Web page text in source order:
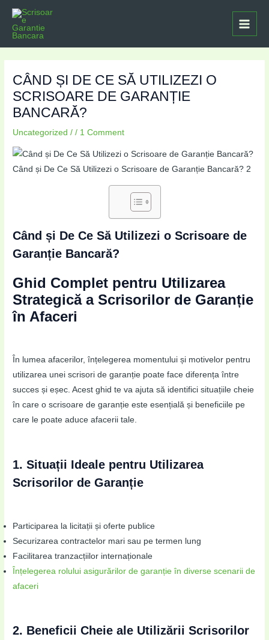
Skip
content
Main
Menu
CÂND ȘI DE CE SĂ UTILIZEZI O
SCRISOARE DE GARANȚIE
BANCARĂ?
Uncategorized // 1 Comment
Când și De Ce Să Utilizezi o Scrisoare de Garanție Bancară? 2
Când și De Ce Să Utilizezi o Scrisoare de
Garanție Bancară?
Ghid Complet pentru Utilizarea
Strategică a Scrisorilor de Garanție
în Afaceri
În lumea afacerilor, înțelegerea momentului și motivelor pentru
utilizarea unei scrisori de garanție poate face diferența între
succes și eșec. Acest ghid te va ajuta să identifici situațiile cheie
în care o scrisoare de garanție este esențială și beneficiile pe
care le poate aduce afacerii tale.
1. Situații Ideale pentru Utilizarea
Scrisorilor de Garanție
Participarea la licitații și oferte publice
Securizarea contractelor mari sau pe termen lung
Facilitarea tranzacțiilor internaționale
Înțelegerea rolului asigurărilor de garanție în diverse scenarii de
afaceri
2. Beneficii Cheie ale Utilizării Scrisorilor
Post
navigation